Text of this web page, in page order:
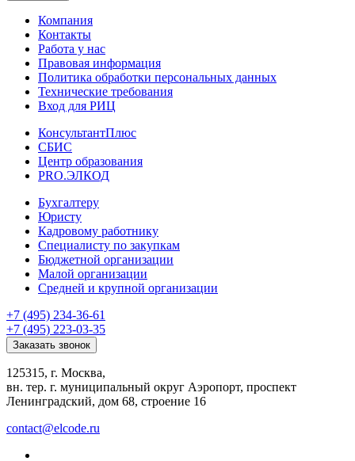
Компания
Контакты
Работа у нас
Правовая информация
Политика обработки персональных данных
Технические требования
Вход для РИЦ
КонсультантПлюс
СБИС
Центр образования
PRO.ЭЛКОД
Бухгалтеру
Юристу
Кадровому работнику
Специалисту по закупкам
Бюджетной организации
Малой организации
Средней и крупной организации
+7 (495) 234-36-61
+7 (495) 223-03-35
Заказать звонок
125315, г. Москва,
вн. тер. г. муниципальный округ Аэропорт, проспект
Ленинградский, дом 68, строение 16
contact@elcode.ru